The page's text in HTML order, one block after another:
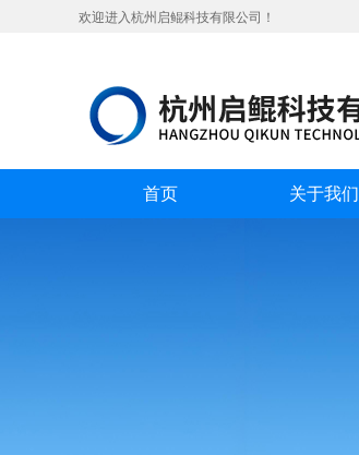
欢迎进入杭州启鲲科技有限公司！
首页 关于我们